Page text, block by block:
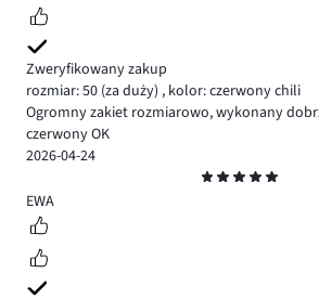
Zweryfikowany zakup
rozmiar: 50 (za duży) , kolor: czerwony chili
Ogromny zakiet rozmiarowo, wykonany
czerwony OK
2026-04-24
5
EWA